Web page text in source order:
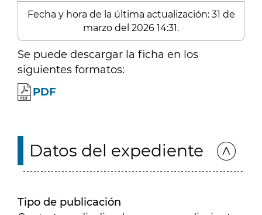
Fecha y hora de la última actualización: 31 de
marzo del 2026 14:31.
Se puede descargar la ficha en los
siguientes formatos:
PDF
Datos del expediente
Tipo de publicación